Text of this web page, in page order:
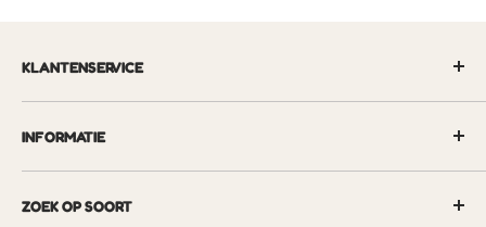
KLANTENSERVICE
Levertijden & bezorgkosten
Contactgegevens
Veelgestelde vragen
Over ons
INFORMATIE
Algemene voorwaarden
Retourbeleid / herroepingsrecht
ZOEK OP SOORT